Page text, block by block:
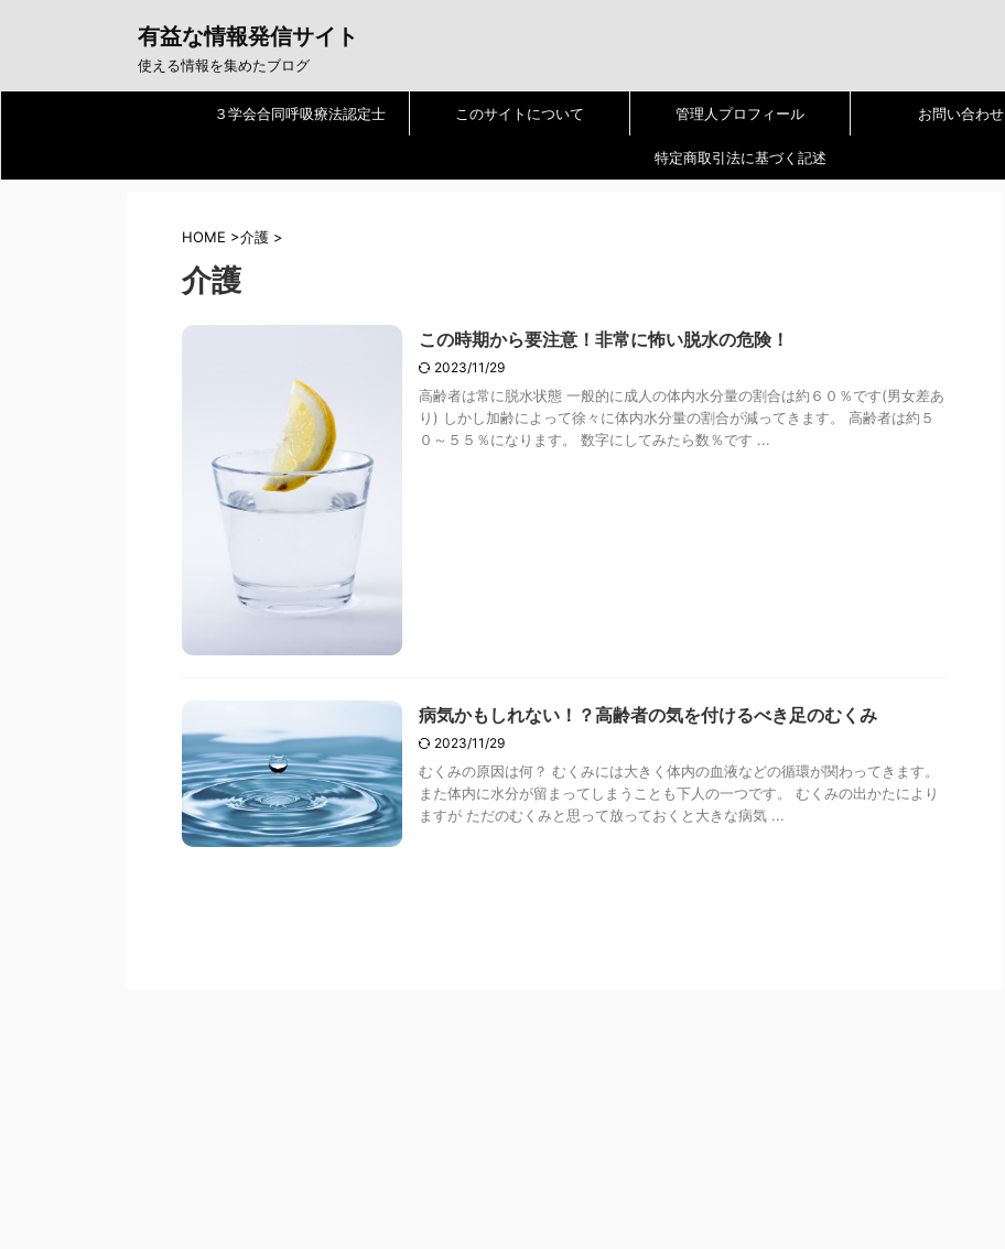
有益な情報発信サイト
使える情報を集めたブログ
３学会合同呼吸療法認定士 このサイトについて 管理人プロフィール お問い合わせ
特定商取引法に基づく記述
HOME >介護 >
介護
この時期から要注意！非常に怖い脱水の危険！
2023/11/29
高齢者は常に脱水状態 一般的に成人の体内水分量の割合は約６０％です(男女差あ
り) しかし加齢によって徐々に体内水分量の割合が減ってきます。 高齢者は約５
０～５５％になります。 数字にしてみたら数％です ...
病気かもしれない！？高齢者の気を付けるべき足のむくみ
2023/11/29
むくみの原因は何？ むくみには大きく体内の血液などの循環が関わってきます。
また体内に水分が留まってしまうことも下人の一つです。 むくみの出かたにより
ますが ただのむくみと思って放っておくと大きな病気 ...